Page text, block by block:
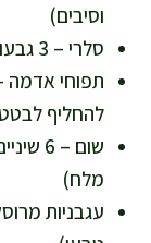
וסיבים)
סלרי – 3 גבעולים (כ-150 גרם), חתוך גס
להחליף
שום
מלח)